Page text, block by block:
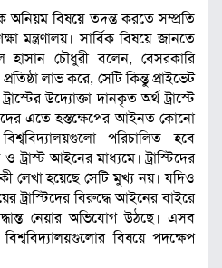
বিষয়ে তদন্ত করতে সম্প্রতি
মন্ত্রণালয়। সার্বিক বিষয়ে জানতে
হাসান চৌধুরী বলেন, বেসরকারি
লাভ করে, সেটি কিন্তু প্রাইভেট
উদ্যোক্তা দানকৃত অর্থ ট্রাস্টে
এতে হস্তক্ষেপের আইনত কোনো
পরিচালিত হবে
ট্রাস্ট আইনের মাধ্যমে। ট্রাস্টিদের
লেখা হয়েছে সেটি মুখ্য নয়। যদিও
ট্রাস্টিদের বিরুদ্ধে আইনের বাইরে
নেয়ার অভিযোগ উঠছে। এসব
বিশ্ববিদ্যালয়গুলোর বিষয়ে পদক্ষেপ